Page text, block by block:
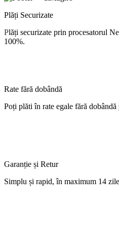
Plăți Securizate
Plăți securizate prin procesatorul
100%.
Rate fără dobândă
Poți plăti în rate egale fără dobândă
Garanție și Retur
Simplu și rapid,în maximum 14 zile